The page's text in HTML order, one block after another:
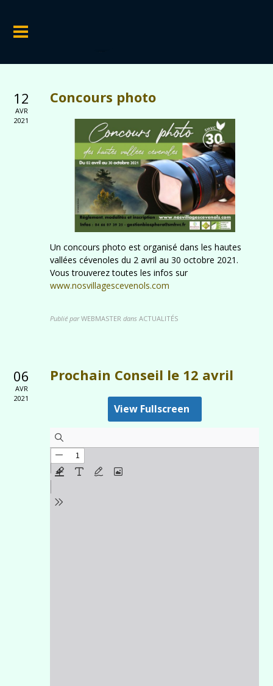
12
AVR
2021
Concours photo
Un concours photo est organisé dans les hautes
vallées cévenoles du 2 avril au 30 octobre 2021.
Vous trouverez toutes les infos sur
www.nosvillagescevenols.com
Publié par WEBMASTER dans ACTUALITÉS
06
AVR
2021
Prochain Conseil le 12 avril
View Fullscreen